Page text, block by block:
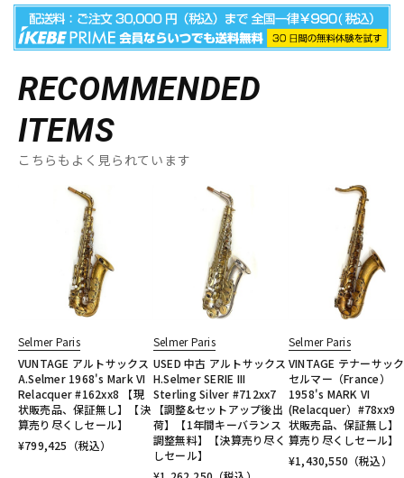
RECOMMENDED
ITEMS
こちらもよく見られています
Selmer Paris
VUNTAGE アルトサックス
A.Selmer 1968's Mark VI
Relacquer #162xx8 【現
状販売品、保証無し】【決
算売り尽くしセール】
¥799,425 （税込）
Selmer Paris
USED 中古 アルトサックス
H.Selmer SERIE III
Sterling Silver #712xx7
【調整&セットアップ後出
荷】【1年間キーバランス
調整無料】【決算売り尽く
しセール】
Selmer Paris
VINTAGE テナーサッ
セルマー（France）
1958's MARK VI
(Relacquer）#78xx9
状販売品、保証無し】
算売り尽くしセール】
¥1,430,550 （税込）